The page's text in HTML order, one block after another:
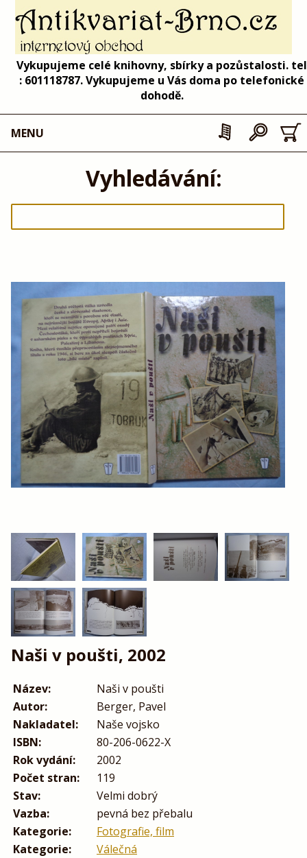
Vykupujeme celé knihovny, sbírky a pozůstalosti. tel
: 601118787. Vykupujeme u Vás doma po telefonické
dohodě.
MENU
Vyhledávání:
Naši v poušti, 2002
Název:
Naši v poušti
Autor:
Berger, Pavel
Nakladatel:
Naše vojsko
ISBN:
80-206-0622-X
Rok vydání:
2002
Počet stran:
119
Stav:
Velmi dobrý
Vazba:
pevná bez přebalu
Kategorie:
Fotografie, film
Kategorie:
Válečná